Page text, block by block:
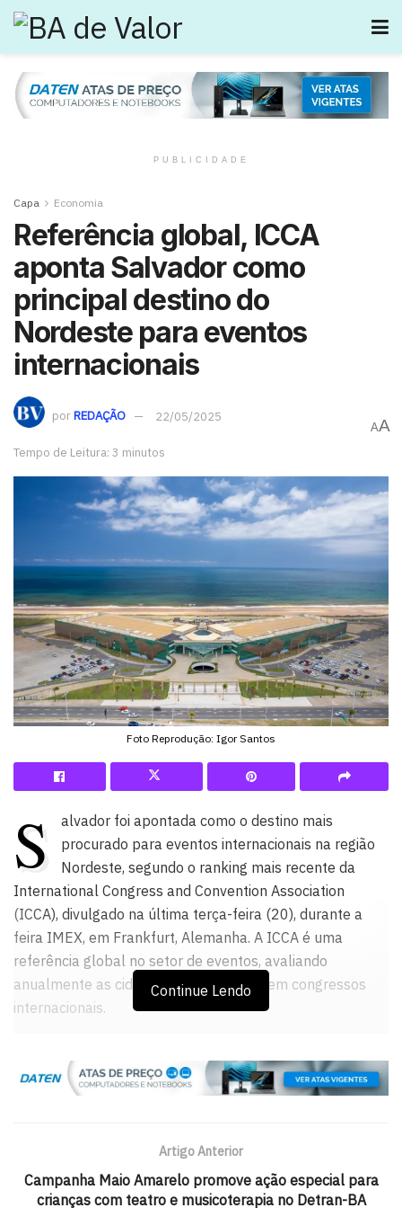
PUBLICIDADE
Capa Economia
Referência global, ICCA
aponta Salvador como
principal destino do
Nordeste para eventos
internacionais
porREDAÇÃO 22/05/2025
Tempo de Leitura: 3 minutos
AA
Foto Reprodução: Igor Santos
S
alvador foi apontada como o destino mais
procurado para eventos internacionais na região
Nordeste, segundo o ranking mais recente da
International Congress and Convention Association
(ICCA), divulgado na última terça-feira (20), durante a
feira IMEX, em Frankfurt, Alemanha. A ICCA é uma
referência global no setor de eventos, avaliando
anualmente as cidades que mais recebem congressos
internacionais.
Maceió, Natal, Fortaleza e Recife, respectivamente, entre
as nordestinas aferidas pela ICCA. A vice-prefeita e
empenho da gestão municipal em fortalecer a
infraestrutura e a promoção do turismo de negócios.
Continue Lendo
Artigo Anterior
Campanha Maio Amarelo promove ação especial para
crianças com teatro e musicoterapia no Detran-BA